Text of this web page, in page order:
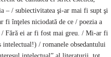
– / subiectivitatea şi-ar mai fi supt şi
fi înţeles niciodată de ce / poezia a
/ Fără ei ar fi fost mai greu. / Mi-ar fi
intelectual!) / romanele obsedantului